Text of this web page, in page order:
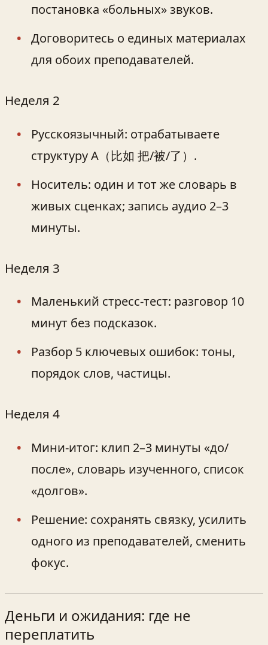
постановка «больных» звуков.
Договоритесь о единых материалах
для обоих преподавателей.
Неделя 2
Русскоязычный: отрабатываете
структуру A（比如 把/被/了）.
Носитель: один и тот же словарь в
живых сценках; запись аудио 2–3
минуты.
Неделя 3
Маленький стресс‑тест: разговор 10
минут без подсказок.
Разбор 5 ключевых ошибок: тоны,
порядок слов, частицы.
Неделя 4
Мини‑итог: клип 2–3 минуты «до/
после», словарь изученного, список
«долгов».
Решение: сохранять связку, усилить
одного из преподавателей, сменить
фокус.
Деньги и ожидания: где не
переплатить